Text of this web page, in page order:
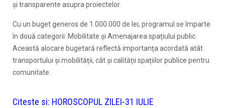
și transparente asupra proiectelor.
Cu un buget generos de 1.000.000 de lei, programul se împarte
în două categorii: Mobilitate și Amenajarea spațiului public.
Această alocare bugetară reflectă importanța acordată atât
transportului și mobilității, cât și calității spațiilor publice pentru
comunitate.
Citeste si: HOROSCOPUL ZILEI-31 IULIE